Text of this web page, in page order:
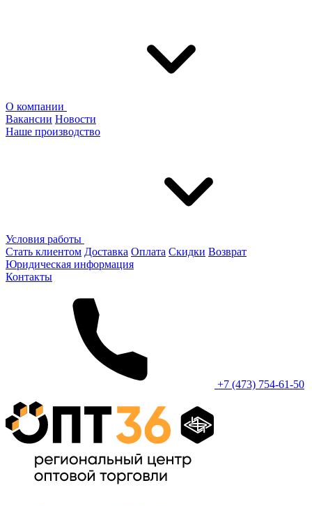
О компании
Вакансии Новости
Наше производство
Условия работы
Стать клиентом Доставка Оплата Скидки Возврат
Юридическая информация
Контакты
+7 (473) 754-61-50